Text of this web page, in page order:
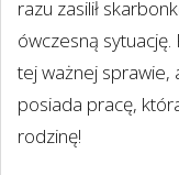
razu zasilił
ówczesną
tej ważnej sprawie,
posiada pracę,
rodzinę!